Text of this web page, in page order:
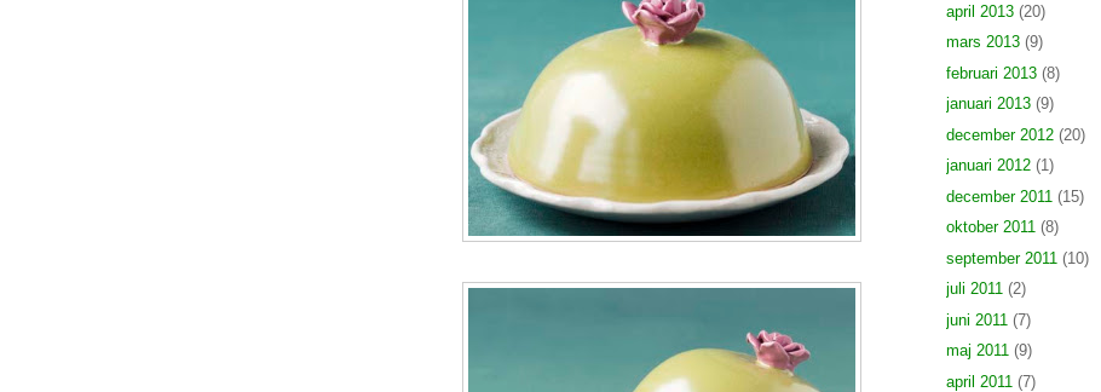
april 2013 (20)
mars 2013 (9)
februari 2013 (8)
januari 2013 (9)
december 2012 (20)
januari 2012 (1)
december 2011 (15)
oktober 2011 (8)
september 2011 (10)
juli 2011 (2)
juni 2011 (7)
maj 2011 (9)
april 2011 (7)